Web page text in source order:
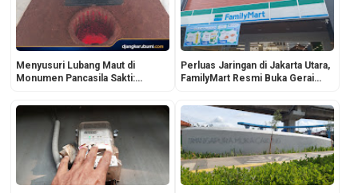
Menyusuri Lubang Maut di
Monumen Pancasila Sakti:
Adem dan Rimbun
Perluas Jaringan di Jakarta Utara,
FamilyMart Resmi Buka Gerai